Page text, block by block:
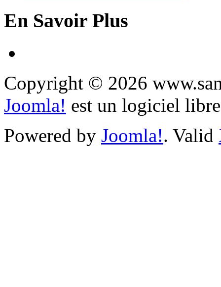
En Savoir Plus
Copyright © 2026
Joomla! est un logiciel
Powered by Joomla!. Valid